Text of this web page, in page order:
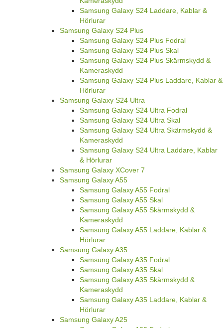
Samsung Galaxy S24 Laddare, Kablar &
Hörlurar
Samsung Galaxy S24 Plus
Samsung Galaxy S24 Plus Fodral
Samsung Galaxy S24 Plus Skal
Samsung Galaxy S24 Plus Skärmskydd &
Kameraskydd
Samsung Galaxy S24 Plus Laddare, Kablar &
Hörlurar
Samsung Galaxy S24 Ultra
Samsung Galaxy S24 Ultra Fodral
Samsung Galaxy S24 Ultra Skal
Samsung Galaxy S24 Ultra Skärmskydd &
Kameraskydd
Samsung Galaxy S24 Ultra Laddare, Kablar
& Hörlurar
Samsung Galaxy XCover 7
Samsung Galaxy A55
Samsung Galaxy A55 Fodral
Samsung Galaxy A55 Skal
Samsung Galaxy A55 Skärmskydd &
Kameraskydd
Samsung Galaxy A55 Laddare, Kablar &
Hörlurar
Samsung Galaxy A35
Samsung Galaxy A35 Fodral
Samsung Galaxy A35 Skal
Samsung Galaxy A35 Skärmskydd &
Kameraskydd
Samsung Galaxy A35 Laddare, Kablar &
Hörlurar
Samsung Galaxy A25